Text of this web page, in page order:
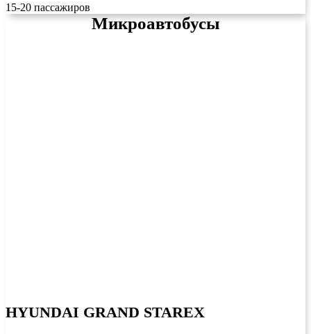
15-20 пассажиров
Микроавтобусы
HYUNDAI GRAND STAREX